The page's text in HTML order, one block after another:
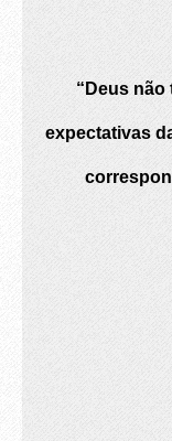
“Deus
expectativas